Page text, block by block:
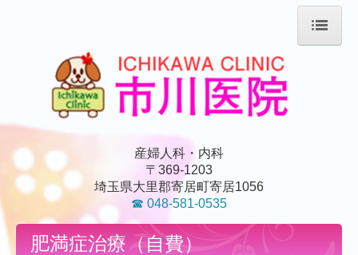
ホーム
院長紹介
当院のご案内
外観や院内の様子
女性の体にちょっといい話
婦人科検査
産婦人科・内科
〒369-1203
埼玉県大里郡寄居町寄居1056
☎ 048-581-0535
肥満症治療（自費）